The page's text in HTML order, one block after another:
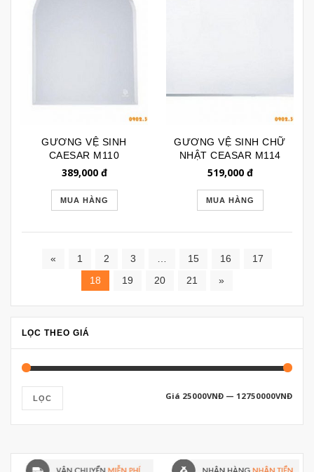
GƯƠNG VỆ SINH
CAESAR M110
389,000đ
MUA HÀNG
GƯƠNG VỆ SINH CHỮ
NHẬT CEASAR M114
519,000đ
MUA HÀNG
« 1 2 3 … 15 16
17
18
19 20 21 »
LỌC THEO GIÁ
LỌC Giá 25000VNĐ — 12750000VNĐ